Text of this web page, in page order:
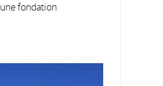
fondation